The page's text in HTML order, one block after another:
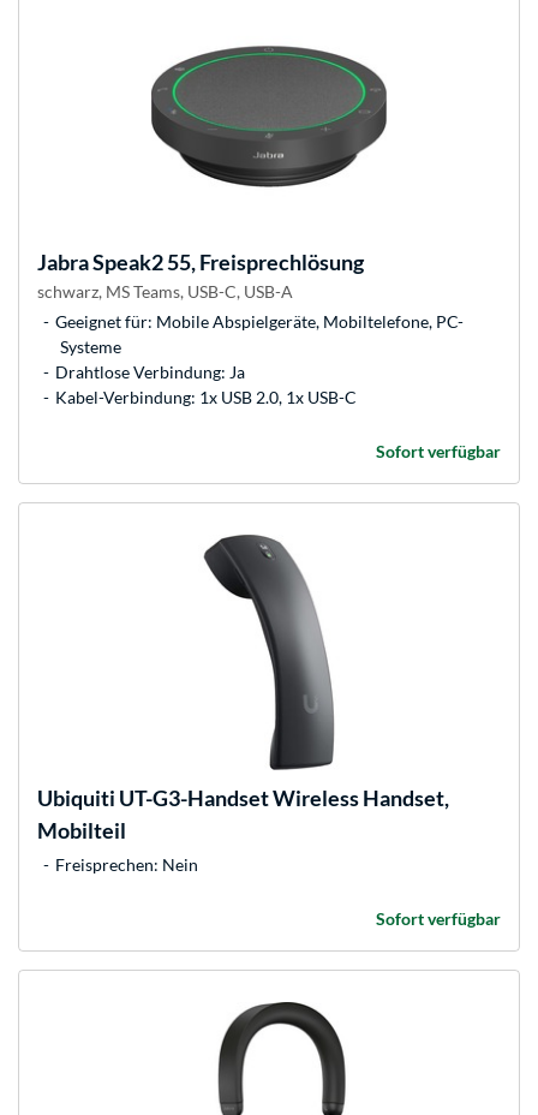
JabraSpeak2 55, Freisprechlösung
schwarz, MS Teams, USB-C, USB-A
Geeignet für: Mobile Abspielgeräte, Mobiltelefone, PC-
Systeme
Drahtlose Verbindung: Ja
Kabel-Verbindung: 1x USB 2.0, 1x USB-C
Sofort verfügbar
Ubiquiti UT-G3-Handset Wireless Handset,
Mobilteil
Freisprechen: Nein
Sofort verfügbar